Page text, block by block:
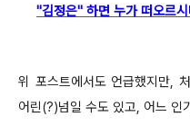
"김정은" 하면 누가 떠오르
위 포스트에서도 언급했지만,
어린(?)넘일 수도 있고, 어느 인